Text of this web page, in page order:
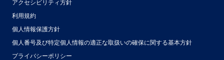
利用規約
個人情報保護方針
個人番号及び特定個人情報の適正な取扱いの確保に関する基本方針
プライバシーポリシー